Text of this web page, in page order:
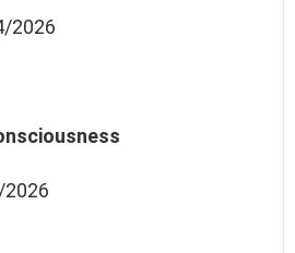
2026
2026